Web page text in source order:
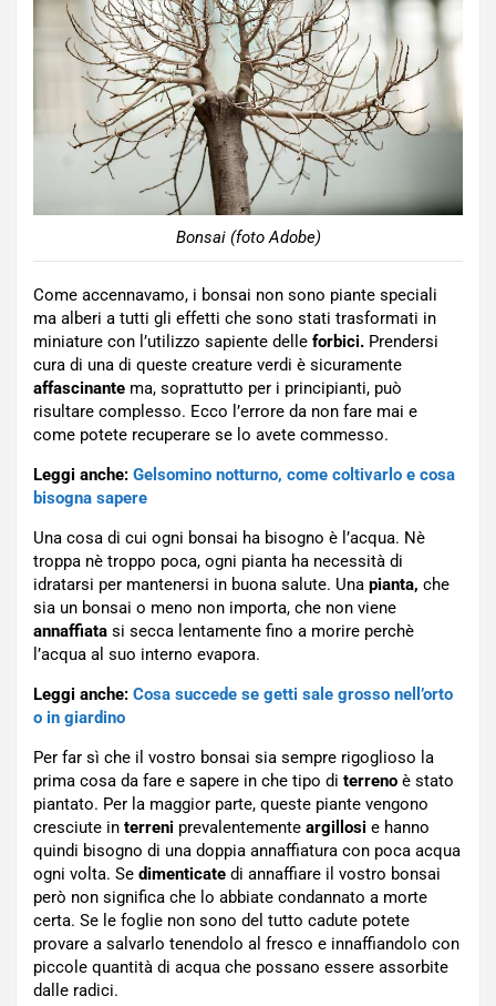
Bonsai (foto Adobe)
Come accennavamo, i bonsai non sono piante speciali
ma alberi a tutti gli effetti che sono stati trasformati in
miniature con l’utilizzo sapiente delle forbici. Prendersi
cura di una di queste creature verdi è sicuramente
affascinante ma, soprattutto per i principianti, può
risultare complesso. Ecco l’errore da non fare mai e
come potete recuperare se lo avete commesso.
Leggi anche: Gelsomino notturno, come coltivarlo e cosa
bisogna sapere
Una cosa di cui ogni bonsai ha bisogno è l’acqua. Nè
troppa nè troppo poca, ogni pianta ha necessità di
idratarsi per mantenersi in buona salute. Una pianta, che
sia un bonsai o meno non importa, che non viene
annaffiata si secca lentamente fino a morire perchè
l’acqua al suo interno evapora.
Leggi anche: Cosa succede se getti sale grosso nell’orto
o in giardino
Per far sì che il vostro bonsai sia sempre rigoglioso la
prima cosa da fare e sapere in che tipo di terreno è stato
piantato. Per la maggior parte, queste piante vengono
cresciute in terreni prevalentemente argillosi e hanno
quindi bisogno di una doppia annaffiatura con poca acqua
ogni volta. Se dimenticate di annaffiare il vostro bonsai
però non significa che lo abbiate condannato a morte
certa. Se le foglie non sono del tutto cadute potete
provare a salvarlo tenendolo al fresco e innaffiandolo con
piccole quantità di acqua che possano essere assorbite
dalle radici.